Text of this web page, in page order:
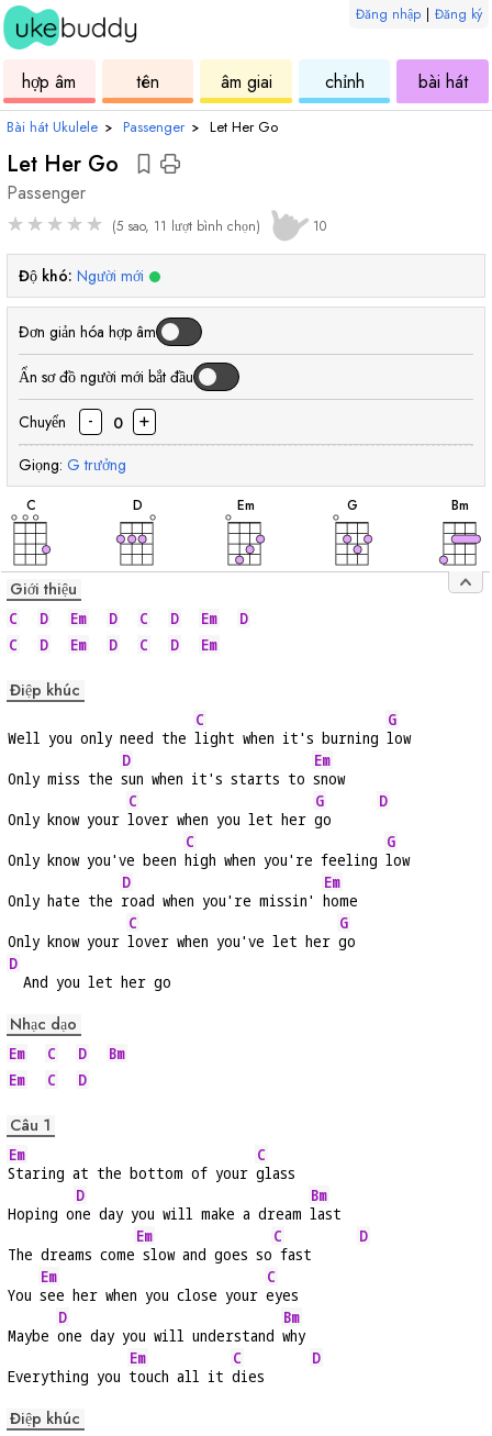
Đăng nhập | Đăng ký
hợp âm
ukulele
tên
hợp
âm giai
ukulele
chỉnh
ukulele
bài hát
Bài hát Ukulele › Passenger › Let Her Go
Let Her Go
âm
Passenger
★★★★★ (5 sao, 11 lượt bình chọn) 10
Độ khó: Người mới
Đơn giản hóa hợp âm
Ẩn sơ đồ người mới bắt đầu
Chuyển - 0 +
Giọng: G trưởng
C
hợp
D
hợp
Em
hợp
G
hợp
Bm
hợp
Giới thiệu
C D Em D C D Em
D
C
D Em D C D Em
Điệp khúc
Well you only need the
C
light when it's burning
G
low
Only miss the
D
sun when it's starts to
Em
snow
Only know your
C
lover when you let her
G
go
D
Only know you've been
C
high when you're feeling
G
low
Only hate the
D
road when you're missin'
Em
home
Only know your
C
lover when you've let her
G
go
D
  And you let her go
Nhạc dạo
Em C D
Bm
Em
C D
Câu 1
Em
Staring at the bottom of your
C
glass
Hoping o
D
ne day you will make a dream
Bm
last
The dreams come
Em
slow and goes so
C
fast
D
You
Em
see her when you close your
C
eyes
Maybe
D
one day you will understand
Bm
why
Everything you
Em
touch all it
C
dies
D
Điệp khúc